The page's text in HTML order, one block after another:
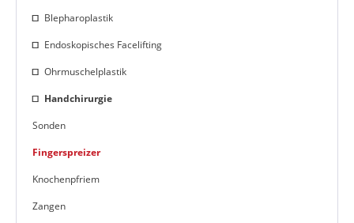
Blepharoplastik
Endoskopisches Facelifting
Ohrmuschelplastik
Handchirurgie
Sonden
Fingerspreizer
Knochenpfriem
Zangen